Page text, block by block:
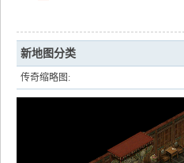
新地图分类
传奇缩略图: